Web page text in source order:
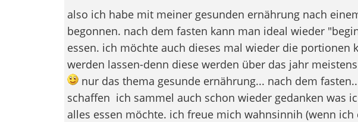
also ich habe mit meiner gesunden ernährung nach
begonnen. nach dem fasten kann man ideal wieder
essen. ich möchte auch dieses mal wieder die portionen
werden lassen-denn diese werden über das jahr
nur das thema gesunde ernährung... nach dem
schaffen ich sammel auch schon wieder gedanken was
alles essen möchte. ich freue mich wahnsinnih (wenn